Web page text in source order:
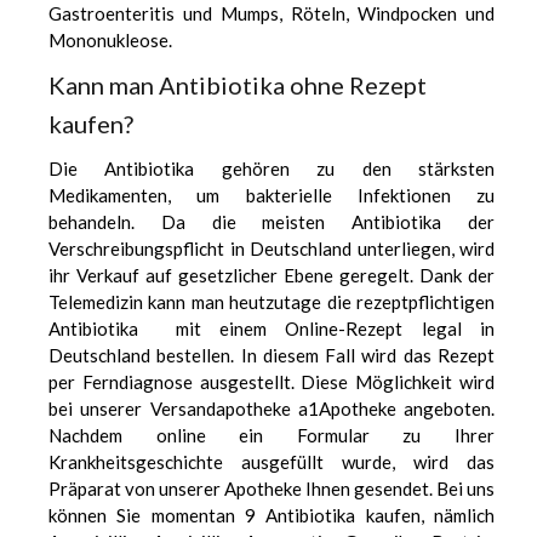
Gastroenteritis und Mumps, Röteln, Windpocken und
Mononukleose.
Kann man Antibiotika ohne Rezept
kaufen?
Die Antibiotika gehören zu den stärksten
Medikamenten, um bakterielle Infektionen zu
behandeln. Da die meisten Antibiotika der
Verschreibungspflicht in Deutschland unterliegen, wird
ihr Verkauf auf gesetzlicher Ebene geregelt. Dank der
Telemedizin kann man heutzutage die rezeptpflichtigen
Antibiotika mit einem Online-Rezept legal in
Deutschland bestellen. In diesem Fall wird das Rezept
per Ferndiagnose ausgestellt. Diese Möglichkeit wird
bei unserer Versandapotheke a1Apothekeangeboten.
Nachdem online ein Formular zu Ihrer
Krankheitsgeschichte ausgefüllt wurde, wird das
Präparat von unserer Apotheke Ihnen gesendet. Bei uns
können Sie momentan 9 Antibiotika kaufen, nämlich